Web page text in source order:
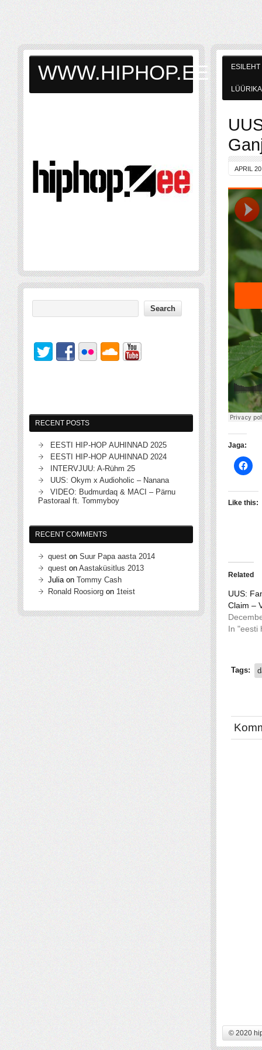
ESILEHT
LÜÜRIKA
APRIL
Jaga:
Like this:
Related
UUS:
Claim –
In "eesti
Tags:
© 2020
WWW.HIPHOP.EE
RECENT POSTS
EESTI HIP-HOP AUHINNAD 2025
EESTI HIP-HOP AUHINNAD 2024
INTERVJUU: A-Rühm 25
UUS: Okym x Audioholic – Nanana
VIDEO: Budmurdaq & MACI – Pärnu
Pastoraal ft. Tommyboy
RECENT COMMENTS
quest on Suur Papa aasta 2014
quest on Aastaküsitlus 2013
Juliaon Tommy Cash
Ronald Roosiorg on 1teist